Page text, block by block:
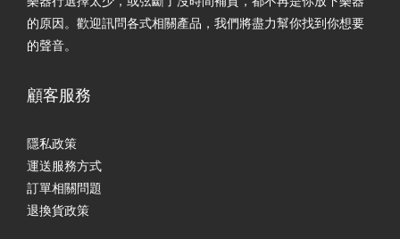
的原因。歡迎訊問各式相關產品，我們將盡力幫你找到你想要
的聲音。
顧客服務
隱私政策
運送服務方式
訂單相關問題
退換貨政策